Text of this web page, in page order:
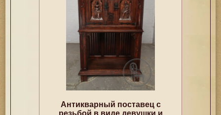
Антикварный поставец с
резьбой в виде девушки и